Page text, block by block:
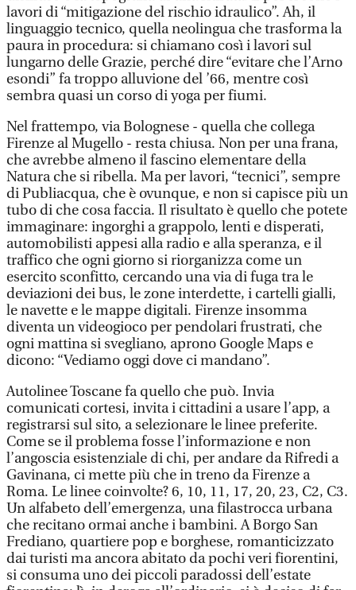
lavori di “mitigazione del rischio idraulico”. Ah, il
linguaggio tecnico, quella neolingua che trasforma la
paura in procedura: si chiamano così i lavori sul
lungarno delle Grazie, perché dire “evitare che l’Arno
esondi” fa troppo alluvione del ’66, mentre così
sembra quasi un corso di yoga per fiumi.
Nel frattempo, via Bolognese - quella che collega
Firenze al Mugello - resta chiusa. Non per una frana,
che avrebbe almeno il fascino elementare della
Natura che si ribella. Ma per lavori, “tecnici”, sempre
di Publiacqua, che è ovunque, e non si capisce più un
tubo di che cosa faccia. Il risultato è quello che potete
immaginare: ingorghi a grappolo, lenti e disperati,
automobilisti appesi alla radio e alla speranza, e il
traffico che ogni giorno si riorganizza come un
esercito sconfitto, cercando una via di fuga tra le
deviazioni dei bus, le zone interdette, i cartelli gialli,
le navette e le mappe digitali. Firenze insomma
diventa un videogioco per pendolari frustrati, che
ogni mattina si svegliano, aprono Google Maps e
dicono: “Vediamo oggi dove ci mandano”.
Autolinee Toscane fa quello che può. Invia
comunicati cortesi, invita i cittadini a usare l’app, a
registrarsi sul sito, a selezionare le linee preferite.
Come se il problema fosse l’informazione e non
l’angoscia esistenziale di chi, per andare da Rifredi a
Gavinana, ci mette più che in treno da Firenze a
Roma. Le linee coinvolte? 6, 10, 11, 17, 20, 23, C2, C3.
Un alfabeto dell’emergenza, una filastrocca urbana
che recitano ormai anche i bambini. A Borgo San
Frediano, quartiere pop e borghese, romanticizzato
dai turisti ma ancora abitato da pochi veri fiorentini,
si consuma uno dei piccoli paradossi dell’estate